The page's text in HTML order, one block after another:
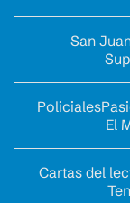
San
Policiales
El
Cartas del